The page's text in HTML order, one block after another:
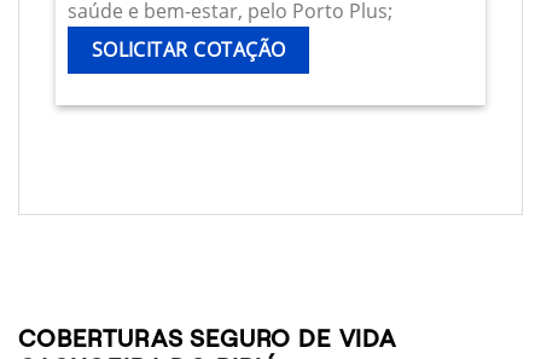
saúde e bem-estar, pelo Porto Plus;
SOLICITAR COTAÇÃO
COBERTURAS SEGURO DE VIDA